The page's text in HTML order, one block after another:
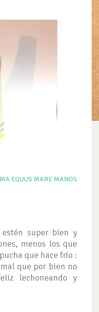
EQUUS MARE MANOS
estén super bien y
menos los que
que hace frío :
que por bien no
lechoneando y